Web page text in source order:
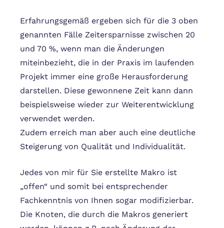
Erfahrungsgemäß ergeben sich für die 3 oben
genannten Fälle Zeitersparnisse zwischen 20
und 70 %, wenn man die Änderungen
miteinbezieht, die in der Praxis im laufenden
Projekt immer eine große Herausforderung
darstellen. Diese gewonnene Zeit kann dann
beispielsweise wieder zur Weiterentwicklung
verwendet werden.
Zudem erreich man aber auch eine deutliche
Steigerung von Qualität und Individualität.
Jedes von mir für Sie erstellte Makro ist
„offen“ und somit bei entsprechender
Fachkenntnis von Ihnen sogar modifizierbar.
Die Knoten, die durch die Makros generiert